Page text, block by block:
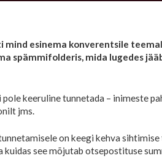
esinema konverentsile
spämmifolderis, mida lugedes
keeruline tunnetada – inimeste
jms.
on keegi kehva
see mõjutab otsepostituse